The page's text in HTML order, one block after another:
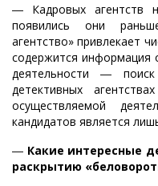
― Кадровых агентств
появились они
агентство» привлекает
содержится информация
деятельности ―
детективных
осуществляемой
кандидатов является
― Какие интересные
раскрытию